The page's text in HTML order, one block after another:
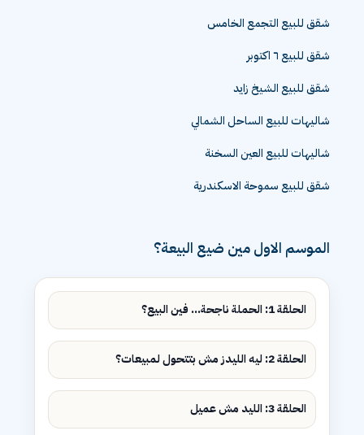
شقق للبيع التجمع الخامس
شقق للبيع ٦ اكتوبر
شقق للبيع الشيخ زايد
شاليهات للبيع الساحل الشمالي
شاليهات للبيع العين السخنة
شقق للبيع سموحة الاسكندرية
الموسم الاول مين ضيع البيعة؟